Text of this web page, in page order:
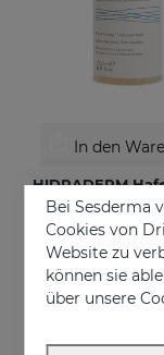
In den
Facial
€ 12,95
Bei Sesderma
Cookies von
Website zu
können sie
über unsere